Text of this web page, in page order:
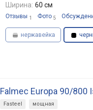
Ширина: 60 см
Отзывы 1 Фото 5
нержавейка
Falmec Europa 90/800
Fasteel мощная